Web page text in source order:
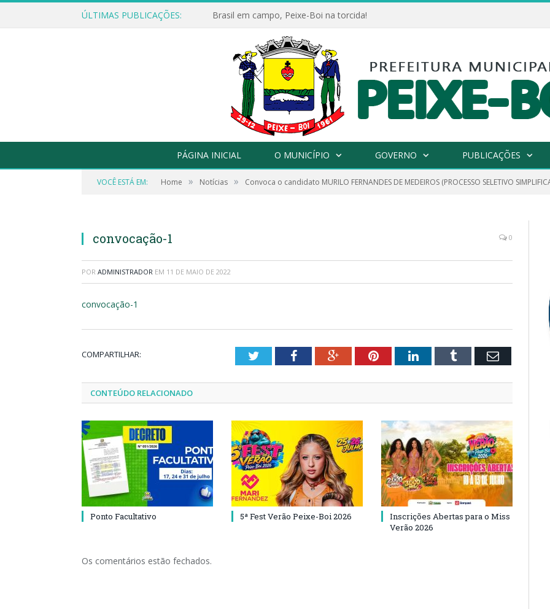
ÚLTIMAS PUBLICAÇÕES: Brasil em campo, Peixe-Boi na torcida!
PÁGINA INICIAL O MUNICÍPIO GOVERNO PUBLICAÇÕES
VOCÊ ESTÁ EM: Home » Notícias » Convoca o candidato MURILO FERNANDES DE MEDEIROS (PROCESSO SELETIVO
convocação-1 0
POR ADMINISTRADOR EM 11 DE MAIO DE 2022
convocação-1
COMPARTILHAR: TwitterFacebookGoogle+PinterestLinkedInTumblr Email
CONTEÚDO RELACIONADO
Ponto Facultativo 5ª Fest Verão Peixe-Boi 2026
Inscrições Abertas para o Miss
Verão 2026
Os comentários estão fechados.